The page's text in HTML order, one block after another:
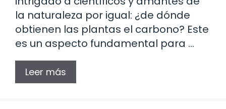
la naturaleza por igual: ¿de dónde
obtienen las plantas el carbono? Este
es un aspecto fundamental para …
Leer más